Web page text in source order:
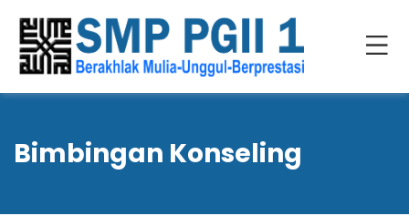
Bimbingan Konseling